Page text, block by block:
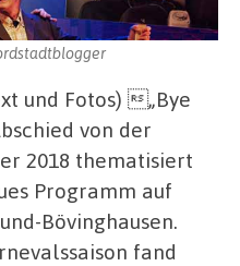
und Fotos) „Bye
von der
2018 thematisiert
Programm auf
Bövinghausen.
fand